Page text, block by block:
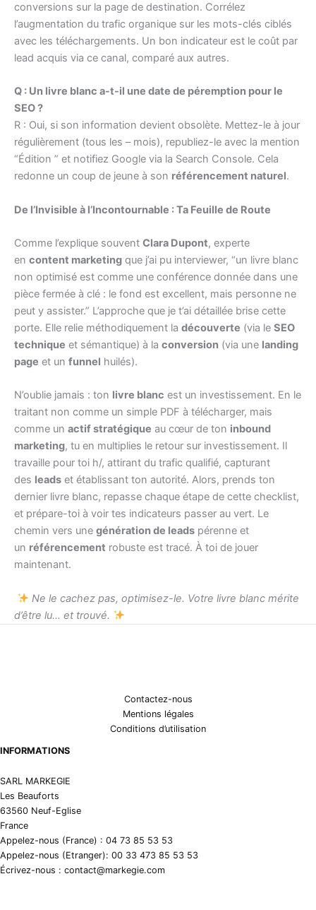
conversions sur la page de destination. Corrélez
l’augmentation du trafic organique sur les mots-clés ciblés
avec les téléchargements. Un bon indicateur est le coût par
lead acquis via ce canal, comparé aux autres.
Q : Un livre blanc a-t-il une date de péremption pour le
SEO ?
R : Oui, si son information devient obsolète. Mettez-le à jour
régulièrement (tous les – mois), republiez-le avec la mention
“Édition ” et notifiez Google via la Search Console. Cela
redonne un coup de jeune à son référencement naturel.
De l’Invisible à l’Incontournable : Ta Feuille de Route
Comme l’explique souvent Clara Dupont, experte
en content marketing que j’ai pu interviewer, “un livre blanc
non optimisé est comme une conférence donnée dans une
pièce fermée à clé : le fond est excellent, mais personne ne
peut y assister.” L’approche que je t’ai détaillée brise cette
porte. Elle relie méthodiquement la découverte (via le SEO
technique et sémantique) à la conversion (via une landing
page et un funnel huilés).
N’oublie jamais : ton livre blanc est un investissement. En le
traitant non comme un simple PDF à télécharger, mais
comme un actif stratégique au cœur de ton inbound
marketing, tu en multiplies le retour sur investissement. Il
travaille pour toi h/, attirant du trafic qualifié, capturant
des leads et établissant ton autorité. Alors, prends ton
dernier livre blanc, repasse chaque étape de cette checklist,
et prépare-toi à voir tes indicateurs passer au vert. Le
chemin vers une génération de leads pérenne et
un référencement robuste est tracé. À toi de jouer
maintenant.
Ne le cachez pas, optimisez-le. Votre livre blanc mérite
d’être lu… et trouvé.
Contactez-nous
Mentions légales
Conditions d’utilisation
INFORMATIONS
SARL MARKEGIE
Les Beauforts
63560 Neuf-Eglise
France
Appelez-nous (France) : 04 73 85 53 53
Appelez-nous (Etranger): 00 33 473 85 53 53
Écrivez-nous : contact@markegie.com